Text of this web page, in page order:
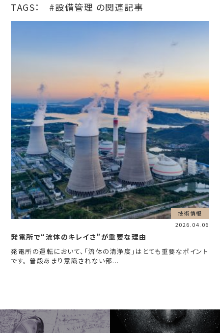
TAGS： #設備管理 の関連記事
技術情報
2026.04.06
発電所で“流体のキレイさ”が重要な理由
発電所の運転において、「流体の清浄度」はとても重要なポイント
です。 普段あまり意識されない部...